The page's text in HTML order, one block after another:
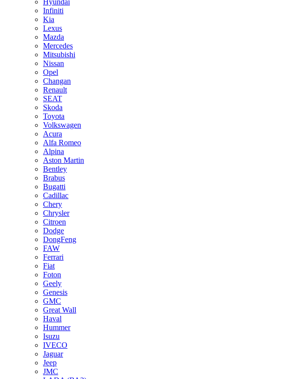
Hyundai
Infiniti
Kia
Lexus
Mazda
Mercedes
Mitsubishi
Nissan
Opel
Changan
Renault
SEAT
Skoda
Toyota
Volkswagen
Acura
Alfa Romeo
Alpina
Aston Martin
Bentley
Brabus
Bugatti
Cadillac
Chery
Chrysler
Citroen
Dodge
DongFeng
FAW
Ferrari
Fiat
Foton
Geely
Genesis
GMC
Great Wall
Haval
Hummer
Isuzu
IVECO
Jaguar
Jeep
JMC